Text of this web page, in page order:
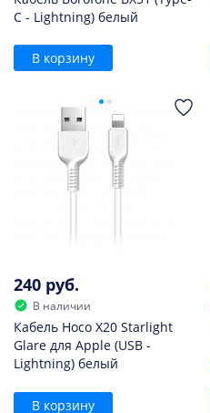
C - Lightning) белый
В корзину
240 руб.
В наличии
Кабель Hoco X20 Starlight
Glare для Apple (USB -
Lightning) белый
В корзину